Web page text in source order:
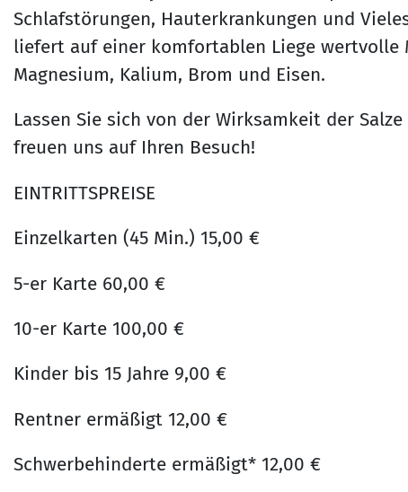
Schlafstörungen, Hauterkrankungen und
liefert auf einer komfortablen Liege wertvolle
Magnesium, Kalium, Brom und Eisen.
Lassen Sie sich von der Wirksamkeit der
freuen uns auf Ihren Besuch!
EINTRITTSPREISE
Einzelkarten (45 Min.) 15,00 €
5-er Karte 60,00 €
10-er Karte 100,00 €
Kinder bis 15 Jahre 9,00 €
Rentner ermäßigt 12,00 €
Schwerbehinderte ermäßigt* 12,00 €